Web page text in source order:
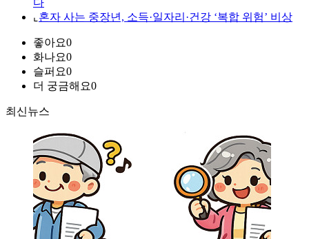
다
⌞ 혼자 사는 중장년, 소득·일자리·건강 ‘복합 위험’ 비상
좋아요0
화나요0
슬퍼요0
더 궁금해요0
최신뉴스